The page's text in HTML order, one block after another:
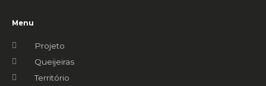
Menu
Projeto
Queijeiras
Território